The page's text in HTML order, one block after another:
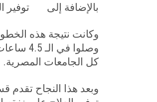
بالإضافة إلى توفير
وكانت نتيجة هذه
كل الجامعات المصرية.
وبعد هذا النجاح